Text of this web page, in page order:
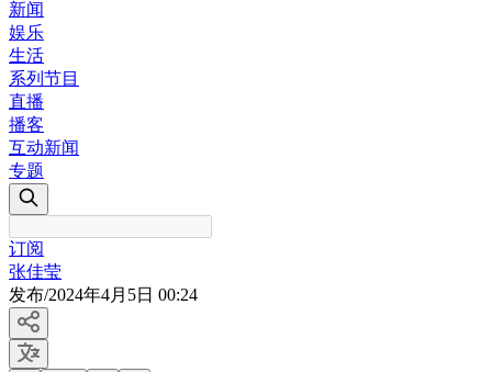
新闻
娱乐
生活
系列节目
直播
播客
互动新闻
专题
订阅
张佳莹
发布/2024年4月5日 00:24